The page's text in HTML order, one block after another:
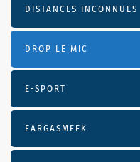
DISTANCES INCONNUES
DROP LE MIC
E-SPORT
EARGASMEEK